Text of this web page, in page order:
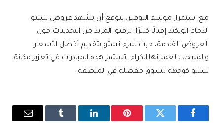
مع استمرار موسم التوفير، يتوقع أن تشهد عروض نستو
الدمام الويكند إقبالًا كبيرًا. ترقبوا المزيد من التحديثات حول
العروض القادمة، حيث تلتزم نستو بتقديم أفضل الأسعار
والمنتجات لعملائها الكرام. تستمر هذه المبادرات في تعزيز مكانة
نستو كوجهة تسوق مفضلة في المنطقة.
فيسبوك تويتر بينتيريستلينكدإن Tumblr
البريد